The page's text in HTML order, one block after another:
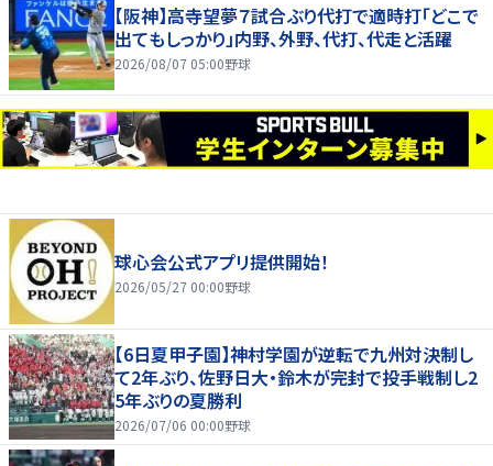
【阪神】高寺望夢７試合ぶり代打で適時打「どこで
出てもしっかり」内野、外野、代打、代走と活躍
2026/08/07 05:00野球
球心会公式アプリ提供開始！
2026/05/27 00:00野球
【6日夏甲子園】神村学園が逆転で九州対決制し
て2年ぶり、佐野日大・鈴木が完封で投手戦制し2
5年ぶりの夏勝利
2026/07/06 00:00野球